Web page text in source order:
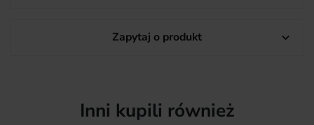
Zapytaj o produkt 
Inni kupili również